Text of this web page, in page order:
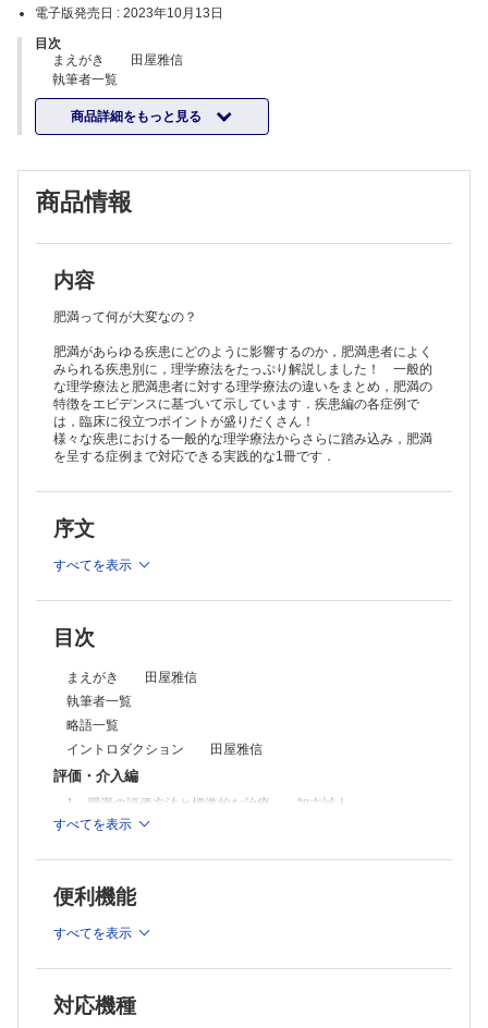
電子版発売日 : 2023年10月13日
目次
まえがき 田屋雅信
執筆者一覧
略語一覧
イントロダクション 田屋雅信
評価・介入編
3 肥満特有の歩行および動作分析 鳥山 実
歩行および動作分析の総論
－ 佐々木翔平
一般的な減量のメカニズムおよびトレーニング方法
肥満に対する適切な栄養療法・運動療法
運動器障害
1 肥満を呈する下肢関節疾患 林 和寛
下肢関節疾患（股関節，膝関節）の理学療法総論
肥満を呈する下肢関節疾患に対する理学療法
Case 1
2 肥満を呈する脊椎疾患 加古誠人
肥満を呈する脊椎疾患に対する理学療法
内部障害
虚血性心疾患に対する理学療法総論
4 肥満を呈する心不全 田屋雅信
心不全に対する理学療法総論
肥満を呈する心不全に対する理学療法
Case 4
5 肥満を呈する患者の心臓血管外科手術後 大瀧 侑
心臓血管外科手術後の理学療法総論
肥満を呈する患者の心臓血管外科手術後の理学療法
Case 5
6 肥満を呈する呼吸器疾患 渡邉陽介
呼吸器疾患に対する理学療法総論
肥満を呈する呼吸器疾患に対する理学療法
7 肥満を呈する糖尿病 猪熊正美
糖尿病に対する理学療法総論
肥満を呈する糖尿病に対する理学療法
脳血管障害
肥満を呈する脳血管障害に対する理学療法
商品詳細をもっと見る
商品情報
内容
肥満って何が大変なの？
肥満があらゆる疾患にどのように影響するのか，肥満患者によく
みられる疾患別に，理学療法をたっぷり解説しました！ 一般的
な理学療法と肥満患者に対する理学療法の違いをまとめ，肥満の
特徴をエビデンスに基づいて示しています．疾患編の各症例で
は，臨床に役立つポイントが盛りだくさん！
様々な疾患における一般的な理学療法からさらに踏み込み，肥満
を呈する症例まで対応できる実践的な1冊です．
序文
すべてを表示
目次
まえがき 田屋雅信
執筆者一覧
略語一覧
イントロダクション 田屋雅信
評価・介入編
1 肥満の評価方法と標準的な治療 加古誠人
2 肥満の評価方法（フィジカル編） 田屋雅信
肥満者特有の歩行および動作分析
4 エビデンスに基づく減量メカニズム －栄養療法および運
動療法－ 佐々木翔平
一般的な減量のメカニズムおよびトレーニング方法
肥満に対する適切な栄養療法・運動療法
疾患編
すべてを表示
便利機能
すべてを表示
対応機種